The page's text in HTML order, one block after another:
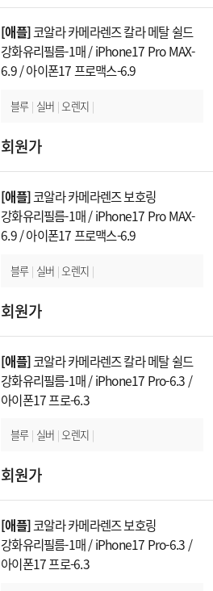
[애플]코알라 카메라렌즈 칼라 메탈 쉴드
강화유리필름-1매 / iPhone17 Pro MAX-
6.9 / 아이폰17 프로맥스-6.9
블루 | 실버 |오렌지 |
회원가
[애플]코알라 카메라렌즈 보호링
강화유리필름-1매 / iPhone17 Pro MAX-
6.9 / 아이폰17 프로맥스-6.9
블루 | 실버 |오렌지 |
회원가
[애플]코알라 카메라렌즈 칼라 메탈 쉴드
강화유리필름-1매 / iPhone17 Pro-6.3 /
아이폰17 프로-6.3
블루 | 실버 |오렌지 |
회원가
[애플]코알라 카메라렌즈 보호링
강화유리필름-1매 / iPhone17 Pro-6.3 /
아이폰17 프로-6.3